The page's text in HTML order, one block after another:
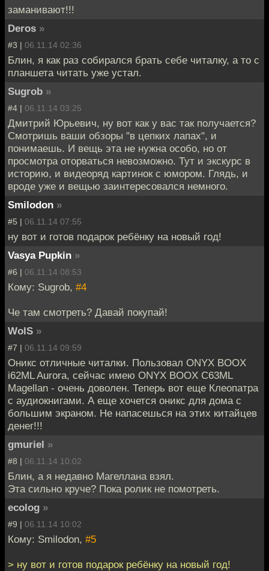
заманивают!!!
Deros »
#3 | 06.11.14 02:36
Блин, я как раз собирался брать себе читалку, а то с
планшета читать уже устал.
Sugrob »
#4 | 06.11.14 03:25
Дмитрий Юрьевич, ну вот как у вас так получается?
Смотришь ваши обзоры "в цепких лапах", и
понимаешь. И вещь эта не нужна особо, но от
просмотра оторваться невозможно. Тут и экскурс в
историю, и видеоряд картинок с юмором. Глядь, и
вроде уже и вещью заинтересовался немного.
Smilodon »
#5 | 06.11.14 07:55
ну вот и готов подарок ребёнку на новый год!
Vasya Pupkin »
#6 | 06.11.14 08:53
Кому: Sugrob, #4
Че там смотреть? Давай покупай!
WolS »
#7 | 06.11.14 09:59
Оникс отличные читалки. Пользовал ONYX BOOX
i62ML Aurora, сейчас имею ONYX BOOX C63ML
Magellan - очень доволен. Теперь вот еще Клеопатра
с аудиокнигами. А еще хочется оникс для дома с
большим экраном. Не напасешься на этих китайцев
денег!!!
gmuriel »
#8 | 06.11.14 10:02
Блин, а я недавно Магеллана взял.
Эта сильно круче? Пока ролик не помотреть.
ecolog »
#9 | 06.11.14 10:02
Кому: Smilodon, #5
> ну вот и готов подарок ребёнку на новый год!